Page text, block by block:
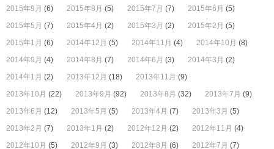
2015年9月 (6) 2015年8月 (5) 2015年7月 (7) 2015年6月 (5)
2015年5月 (7) 2015年4月 (2) 2015年3月 (2) 2015年2月 (5)
2015年1月 (6) 2014年12月 (5) 2014年11月 (4) 2014年10月 (8)
2014年9月 (4) 2014年8月 (7) 2014年6月 (3) 2014年3月 (2)
2014年1月 (2) 2013年12月 (18) 2013年11月 (9)
2013年10月 (22) 2013年9月 (92) 2013年8月 (32) 2013年7月 (9)
2013年6月 (12) 2013年5月 (5) 2013年4月 (7) 2013年3月 (5)
2013年2月 (7) 2013年1月 (2) 2012年12月 (2) 2012年11月 (4)
2012年10月 (5) 2012年9月 (3) 2012年8月 (6) 2012年7月 (7)